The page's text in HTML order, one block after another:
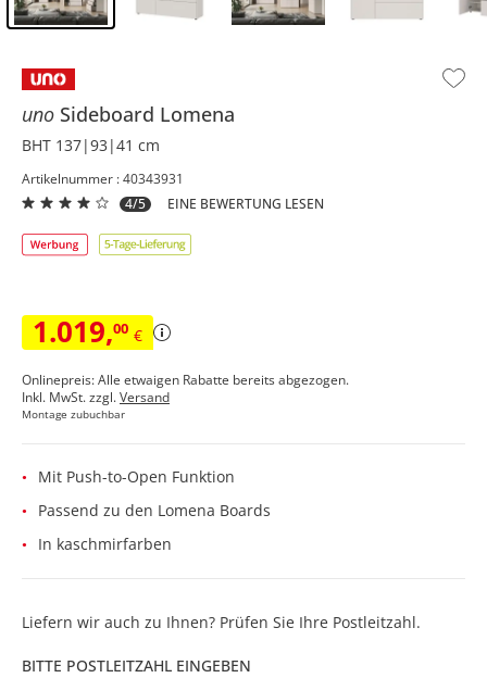
uno Sideboard Lomena
BHT 137|93|41 cm
Artikelnummer : 40343931
4/5
EINE BEWERTUNG LESEN
1.019,00 €
Onlinepreis: Alle etwaigen Rabatte bereits abgezogen.
Inkl. MwSt. zzgl.Versand
Montage zubuchbar
Mit Push-to-Open Funktion
Passend zu den Lomena Boards
In kaschmirfarben
Liefern wir auch zu Ihnen? Prüfen Sie Ihre Postleitzahl.
BITTE POSTLEITZAHL EINGEBEN